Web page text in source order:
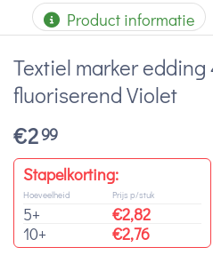
Product informatie
Textiel marker
fluoriserend Violet
€299
Stapelkorting:
Hoeveelheid
5+
10+
Prijs p/stuk
€2,82
€2,76